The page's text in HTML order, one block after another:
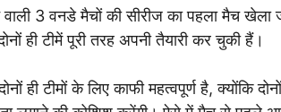
3 वनडे मैचों की सीरीज का पहला मैच खेला
ही टीमें पूरी तरह अपनी तैयारी कर चुकी हैं।
टीमों के लिए काफी महत्वपूर्ण है, क्योंकि